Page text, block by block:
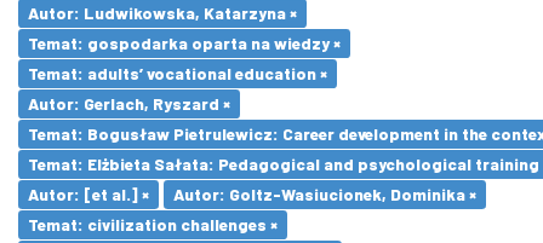
Autor: Ludwikowska, Katarzyna ×
Temat: gospodarka oparta na wiedzy ×
Temat: adults’ vocational education ×
Autor: Gerlach, Ryszard ×
Temat: Bogusław Pietrulewicz: Career development in the
Temat: Elżbieta Sałata: Pedagogical and psychological
Autor: [et al.] ×
Autor: Goltz-Wasiucionek, Dominika ×
Temat: civilization challenges ×